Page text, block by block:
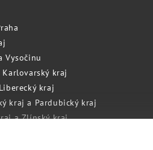
Vysočinu
Karlovarský kraj
kraj
kraj a Pardubický kraj
a Zlínský kraj
kraj a Olomoucký kraj